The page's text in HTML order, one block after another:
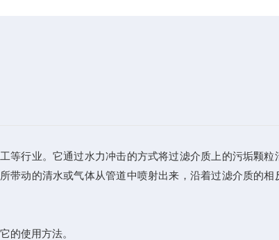
等行业。它通过水力冲击的方式将过滤介质上的污垢颗
动的清水或气体从管道中喷射出来，沿着过滤介质的
使用方法。